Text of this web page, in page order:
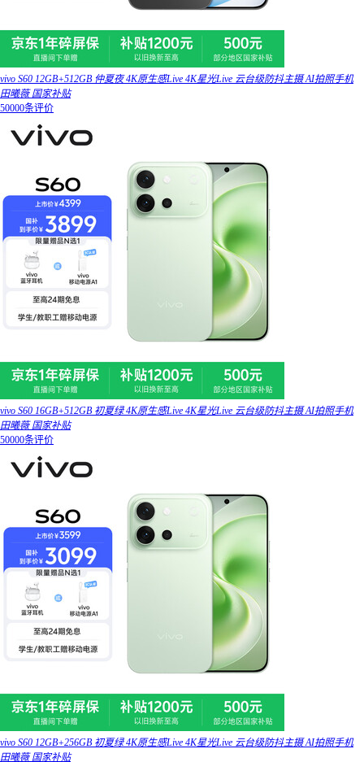
vivo S60 12GB+512GB 仲夏夜 4K原生感Live 4K星光Live 云台级防抖主摄 AI拍照手机
田曦薇 国家补贴
50000条评价
vivo S60 16GB+512GB 初夏绿 4K原生感Live 4K星光Live 云台级防抖主摄 AI拍照手机
田曦薇 国家补贴
50000条评价
vivo S60 12GB+256GB 初夏绿 4K原生感Live 4K星光Live 云台级防抖主摄 AI拍照手机
田曦薇 国家补贴